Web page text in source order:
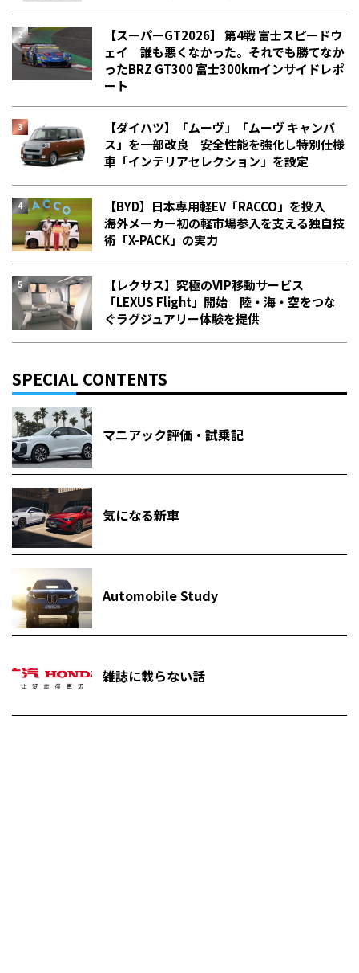
【スーパーGT2026】 第4戦 富士スピードウ
ェイ 誰も悪くなかった。それでも勝てなか
った――BRZ GT300 富士300kmインサイドレポ
ート
【ダイハツ】「ムーヴ」「ムーヴ キャンバ
ス」を一部改良 安全性能を強化し特別仕様
車「インテリアセレクション」を設定
【BYD】日本専用軽EV「RACCO」を投入
海外メーカー初の軽市場参入を支える独自技
術「X-PACK」の実力
【レクサス】究極のVIP移動サービス
「LEXUS Flight」開始 陸・海・空をつな
ぐラグジュアリー体験を提供
SPECIAL CONTENTS
マニアック評価・試乗記
気になる新車
Automobile Study
雑誌に載らない話